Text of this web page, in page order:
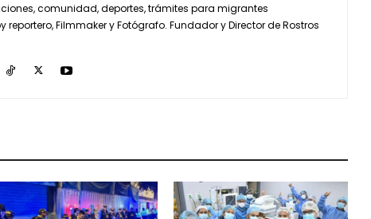
comunidad, deportes, trámites para migrantes
reportero, Filmmaker y Fotógrafo. Fundador y Director de Rostros